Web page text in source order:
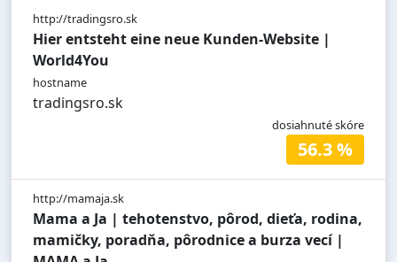
http://tradingsro.sk
Hier entsteht eine neue Kunden-Website |
World4You
hostname
tradingsro.sk
dosiahnuté skóre
56.3 %
http://mamaja.sk
Mama a Ja | tehotenstvo, pôrod, dieťa, rodina,
mamičky, poradňa, pôrodnice a burza vecí |